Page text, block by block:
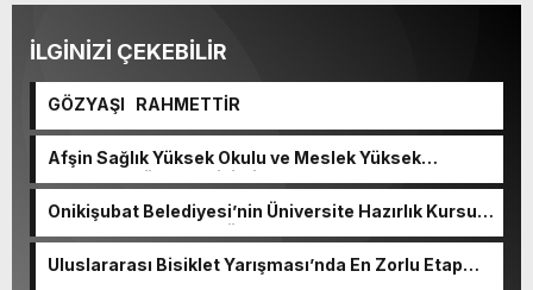
İLGİNİZİ ÇEKEBİLİR
GÖZYAŞI RAHMETTİR
Afşin Sağlık Yüksek Okulu ve Meslek Yüksek
Okulunda görev değişimi!
Onikişubat Belediyesi’nin Üniversite Hazırlık Kursu
başvurularında son gün 7 Ağustos.
Uluslararası Bisiklet Yarışması’nda En Zorlu Etap